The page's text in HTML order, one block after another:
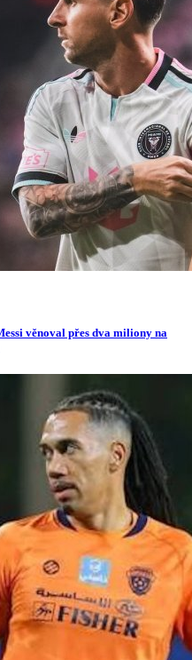
věnoval přes dva miliony na